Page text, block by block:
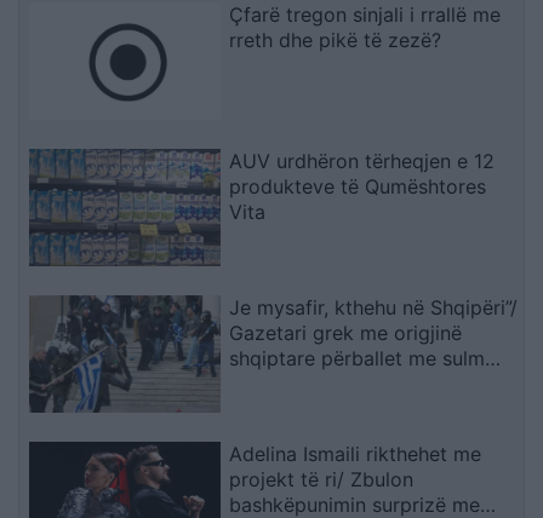
Çfarë tregon sinjali i rrallë me
rreth dhe pikë të zezë?
AUV urdhëron tërheqjen e 12
produkteve të Qumështores
Vita
Je mysafir, kthehu në Shqipëri”/
Gazetari grek me origjinë
shqiptare përballet me sulm
Adelina Ismaili rikthehet me
projekt të ri/ Zbulon
bashkëpunimin surprizë me